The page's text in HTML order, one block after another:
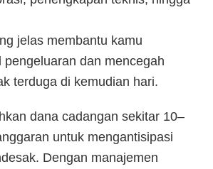
jelas membantu kamu
pengeluaran dan mencegah
terduga di kemudian hari.
dana cadangan sekitar 10–
untuk mengantisipasi
Dengan manajemen